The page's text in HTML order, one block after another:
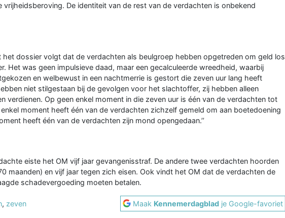
vrijheidsberoving. De identiteit van de rest van de verdachten is onbekend
het dossier volgt dat de verdachten als beulgroep hebben opgetreden om geld los
Het was geen impulsieve daad, maar een gecalculeerde wreedheid, waarbij
en welbewust in een nachtmerrie is gestort die zeven uur lang heeft
niet stilgestaan bij de gevolgen voor het slachtoffer, zij hebben alleen
verdienen. Op geen enkel moment in die zeven uur is één van de verdachten tot
moment heeft één van de verdachten zichzelf gemeld om aan boetedoening
heeft één van de verdachten zijn mond opengedaan.’’
eiste het OM vijf jaar gevangenisstraf. De andere twee verdachten hoorden
maanden) en vijf jaar tegen zich eisen. Ook vindt het OM dat de verdachten de
schadevergoeding moeten betalen.
, zeven Maak Kennemerdagblad je Google-favoriet